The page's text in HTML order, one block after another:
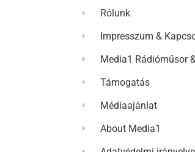
Rólunk
Impresszum &
Media1 Rádióműsor
Támogatás
Médiaajánlat
About Media1